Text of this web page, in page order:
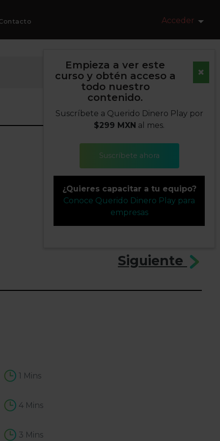
Acceder
Siguiente
1 Mins
4 Mins
3 Mins
Empieza a ver este
curso y obtén acceso a
todo nuestro
contenido.
Suscríbete a Querido Dinero Play por
$299 MXN al mes.
Suscríbete ahora
¿Quieres capacitar a tu equipo?
Conoce Querido Dinero Play para
empresas